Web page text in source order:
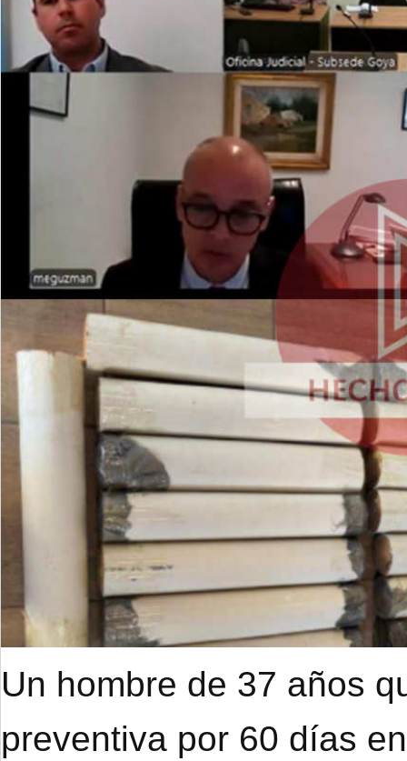
Un hombre de 37 años
preventiva por 60 días